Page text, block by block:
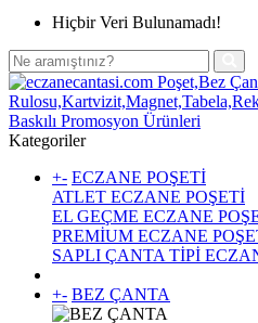
Hiçbir Veri Bulunamadı!
Kategoriler
+- ECZANE POŞETİ
ATLET ECZANE POŞETİ
EL GEÇME ECZANE
PREMİUM ECZANE
SAPLI ÇANTA TİPİ
+- BEZ ÇANTA